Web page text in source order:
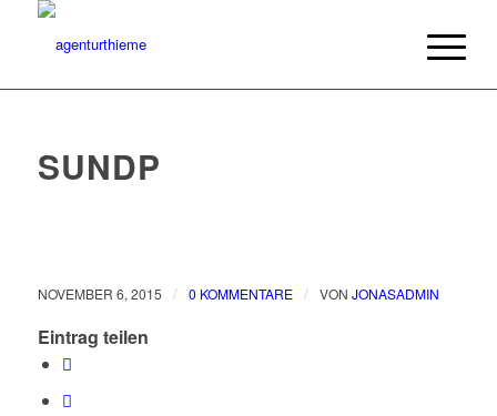
SUNDP
NOVEMBER 6, 2015 / 0 KOMMENTARE / VON JONASADMIN
Eintrag teilen